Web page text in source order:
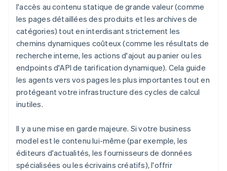
l'accès au contenu statique de grande valeur (comme
les pages détaillées des produits et les archives de
catégories) tout en interdisant strictement les
chemins dynamiques coûteux (comme les résultats de
recherche interne, les actions d'ajout au panier ou les
endpoints d'API de tarification dynamique). Cela guide
les agents vers vos pages les plus importantes tout en
protégeant votre infrastructure des cycles de calcul
inutiles.
Il y a une mise en garde majeure. Si votre business
model est le contenu lui-même (par exemple, les
éditeurs d'actualités, les fournisseurs de données
spécialisées ou les écrivains créatifs), l'offrir